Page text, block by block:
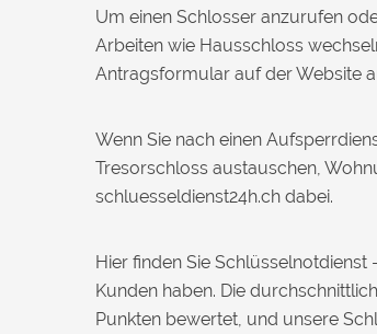
das Ersatzteil (Zylinder) war nicht sofort
verfügbar. Kam am nächsten Tag.
Trotzdem zufrieden.
verlorenen Haustürschlüssel. Die Tür
Preis war leicht höher als erwartet – aber
Um einen Schlosser anzurufen
Arbeiten wie Hausschloss
Antragsformular auf der Website
Wenn Sie nach einen
Tresorschloss austauschen,
schluesseldienst24h.ch dabei.
Hier finden Sie
Kunden haben. Die
Punkten bewertet, und unsere